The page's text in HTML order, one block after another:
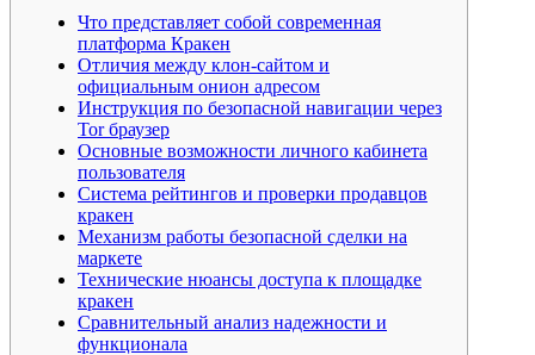
Что представляет собой современная
платформа Кракен
Отличия между клон-сайтом и
официальным онион адресом
Инструкция по безопасной навигации через
Tor браузер
Основные возможности личного кабинета
пользователя
Система рейтингов и проверки продавцов
кракен
Механизм работы безопасной сделки на
маркете
Технические нюансы доступа к площадке
кракен
Сравнительный анализ надежности и
функционала